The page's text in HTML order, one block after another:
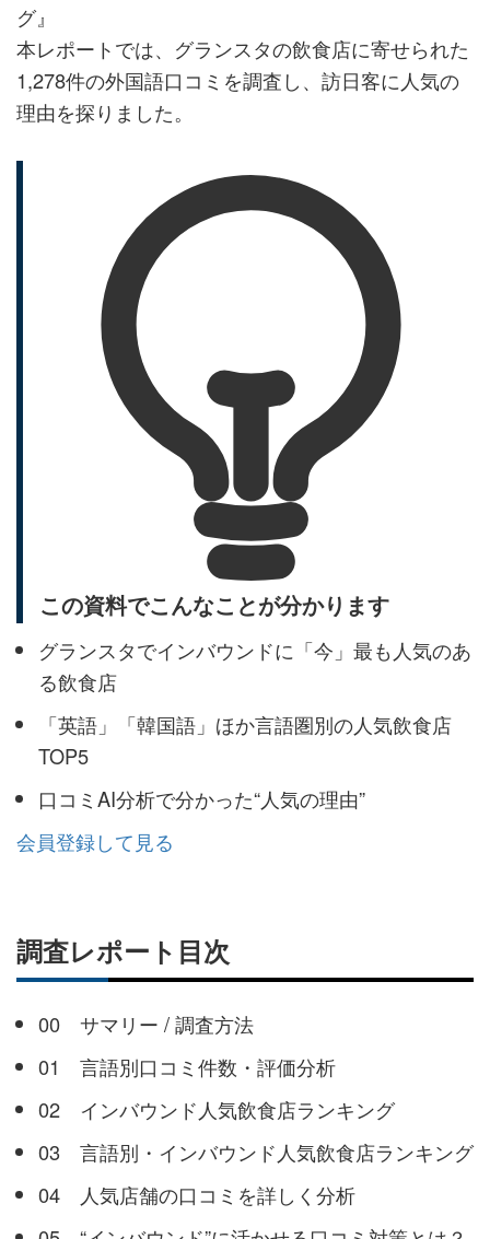
グ』
本レポートでは、グランスタの飲食店に寄せられた
1,278件の外国語口コミを調査し、訪日客に人気の
理由を探りました。
この資料でこんなことが分かります
グランスタでインバウンドに「今」最も人気のあ
る飲食店
「英語」「韓国語」ほか言語圏別の人気飲食店
TOP5
口コミAI分析で分かった“人気の理由”
会員登録して見る
調査レポート目次
00 サマリー / 調査方法
01 言語別口コミ件数・評価分析
02 インバウンド人気飲食店ランキング
03 言語別・インバウンド人気飲食店ランキング
04 人気店舗の口コミを詳しく分析